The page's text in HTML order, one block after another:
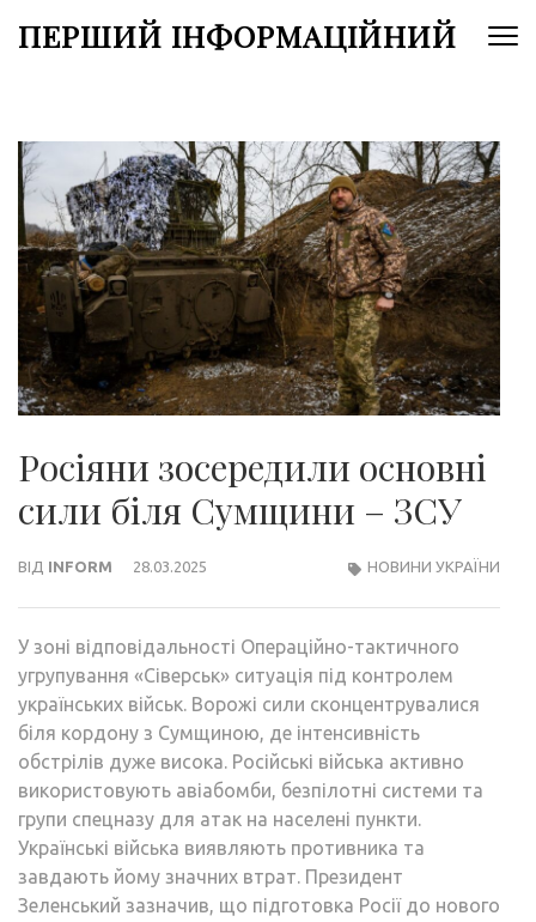
доПЕРШИЙ ІНФОРМАЦІЙНИЙ
Росіяни зосередили основні
сили біля Сумщини – ЗСУ
ВІД INFORM 28.03.2025 НОВИНИ УКРАЇНИ
У зоні відповідальності Операційно-тактичного
угрупування «Сіверськ» ситуація під контролем
українських військ. Ворожі сили сконцентрувалися
біля кордону з Сумщиною, де інтенсивність
обстрілів дуже висока. Російські війська активно
використовують авіабомби, безпілотні системи та
групи спецназу для атак на населені пункти.
Українські війська виявляють противника та
завдають йому значних втрат. Президент
Зеленський зазначив, що підготовка Росії до нового